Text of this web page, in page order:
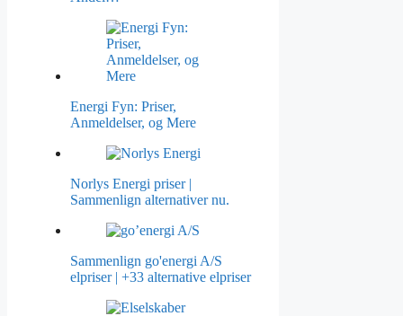
Energi Fyn: Priser,
Anmeldelser, og Mere
Norlys Energi priser |
Sammenlign alternativer nu.
Sammenlign go'energi A/S
elpriser | +33 alternative elpriser